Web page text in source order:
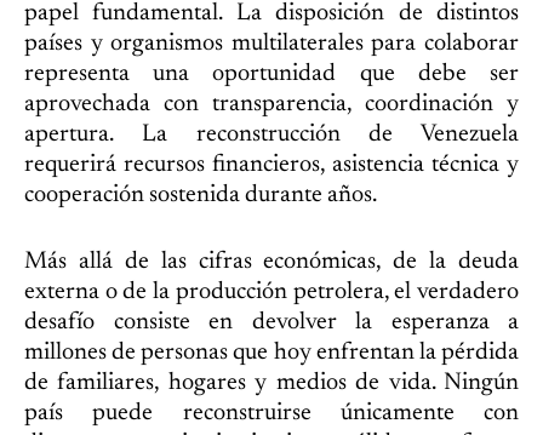
papel fundamental. La disposición de distintos
países y organismos multilaterales para colaborar
representa una oportunidad que debe ser
aprovechada con transparencia, coordinación y
apertura. La reconstrucción de Venezuela
requerirá recursos financieros, asistencia técnica y
cooperación sostenida durante años.
Más allá de las cifras económicas, de la deuda
externa o de la producción petrolera, el verdadero
desafío consiste en devolver la esperanza a
millones de personas que hoy enfrentan la pérdida
de familiares, hogares y medios de vida. Ningún
país puede reconstruirse únicamente con